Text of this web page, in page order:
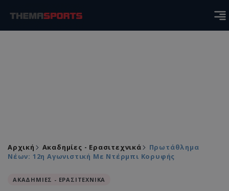
Αρχική Ακαδημίες - Ερασιτεχνικά
Πρωτάθλημα
Νέων: 12η Αγωνιστική Με Ντέρμπι Κορυφής
ΑΚΑΔΗΜΙΕΣ - ΕΡΑΣΙΤΕΧΝΙΚΑ